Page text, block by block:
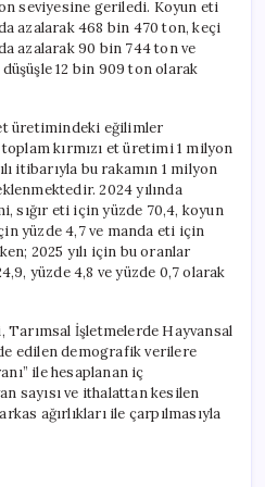
seviyesine geriledi. Koyun eti
azalarak 468 bin 470 ton, keçi
azalarak 90 bin 744 ton ve
12 bin 909 ton olarak
üretimindeki eğilimler
kırmızı et üretimi 1 milyon
itibarıyla bu rakamın 1 milyon
2024 yılında
sığır eti için yüzde 70,4, koyun
yüzde 4,7 ve manda eti için
2025 yılı için bu oranlar
yüzde 4,8 ve yüzde 0,7 olarak
Tarımsal İşletmelerde Hayvansal
edilen demografik verilere
ile hesaplanan iç
sayısı ve ithalattan kesilen
ağırlıkları ile çarpılmasıyla